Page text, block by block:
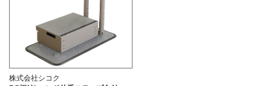
株式会社シコク